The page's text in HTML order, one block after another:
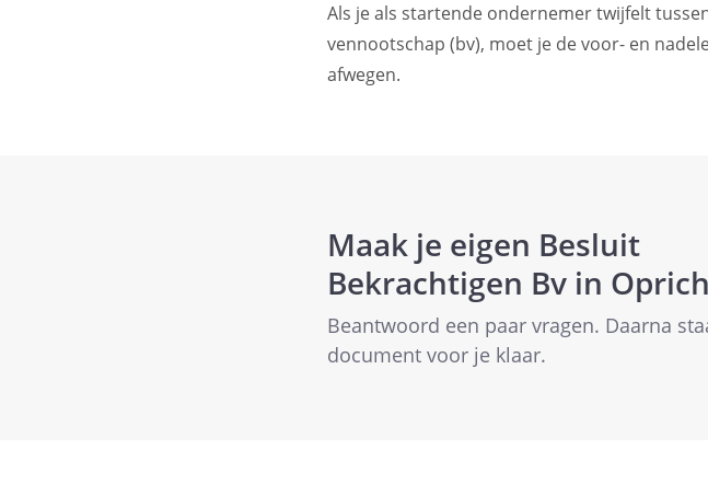
Als je als startende ondernemer twijfelt
vennootschap (bv), moet je de voor- en
afwegen.
Maak je eigen Besluit
Bekrachtigen Bv in
Beantwoord een paar vragen. Daarna
document voor je klaar.